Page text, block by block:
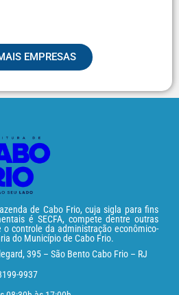
EMPRESAS
de Cabo Frio, cuja sigla para fins
é SECFA, compete dentre outras
controle da administração econômico-
do Município de Cabo Frio.
395 – São Bento Cabo Frio – RJ
9937